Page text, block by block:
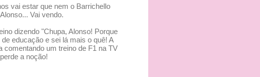
vai estar que nem o Barrichello
Vai vendo.
dizendo "Chupa, Alonso! Porque
educação e sei lá mais o quê! A
comentando um treino de F1 na TV
a noção!